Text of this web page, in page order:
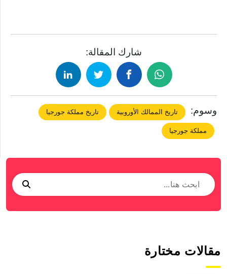
شارك المقالة:
وسوم: تاريخ الممالك الأوروبية تاريخ مملكة جورجيا
مملكة جورجيا
مقالات مختارة